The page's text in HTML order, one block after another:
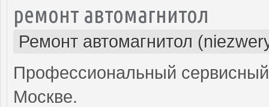
ремонт автомагнитол
Ремонт автомагнитол
Профессиональный
Москве.